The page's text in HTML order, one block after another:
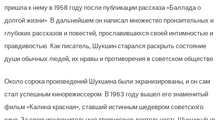
пришла к нему в 1958 году после публикации рассказа «Баллада о
долгой жизни». В дальнейшем он написал множество пронзительных и
глубоких рассказов и повестей, прославившихся своей интимностью и
правдивостью. Как писатель, Шукшин старался раскрыть состояние
души обычных людей, их нравы и противоречия в советском обществе.
Около сорока произведений Шукшина были экранизированы, и он сам
стал успешным кинорежиссером. В 1963 году вышел его знаменитый
фильм «Калина красная», ставший истинным шедевром советского